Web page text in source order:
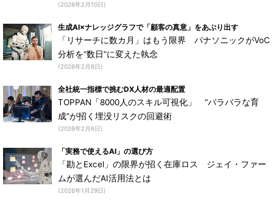
(2026年2月10日)
生成AI×ナレッジグラフで「顧客の真意」をあぶり出す
「リサーチに数カ月」はもう限界 パナソニックがVoC
分析を“数日”に変えた執念
(2026年2月6日)
全社統一指標で挑むDX人材の最適配置
TOPPAN「8000人のスキル可視化」 “バラバラな育
成”が招く埋没リスクの回避術
(2026年2月6日)
「実務で使えるAI」の選び方
「勘とExcel」の限界が招く在庫ロス ジェイ・ファー
ムが選んだAI活用法とは
(2026年1月29日)